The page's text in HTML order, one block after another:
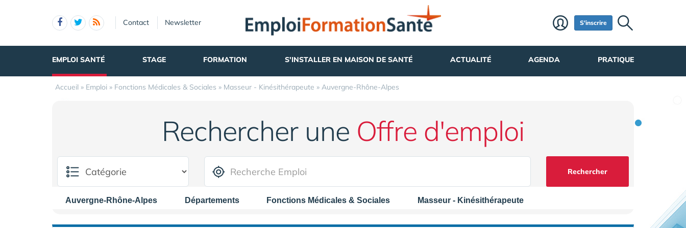
Contact Newsletter S'inscrire
EMPLOI SANTÉ STAGE FORMATION S'INSTALLER EN MAISON DE SANTÉ ACTUALITÉ AGENDA PRATIQUE
Accueil » Emploi » Fonctions Médicales & Sociales » Masseur - Kinésithérapeute » Auvergne-Rhône-Alpes
Rechercher une Offre d'emploi
Rechercher
Auvergne-Rhône-Alpes Départements Fonctions Médicales & Sociales Masseur - Kinésithérapeute